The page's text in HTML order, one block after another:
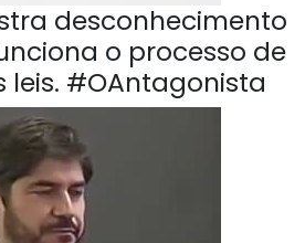
desconhecimento
o processo de
#OAntagonista